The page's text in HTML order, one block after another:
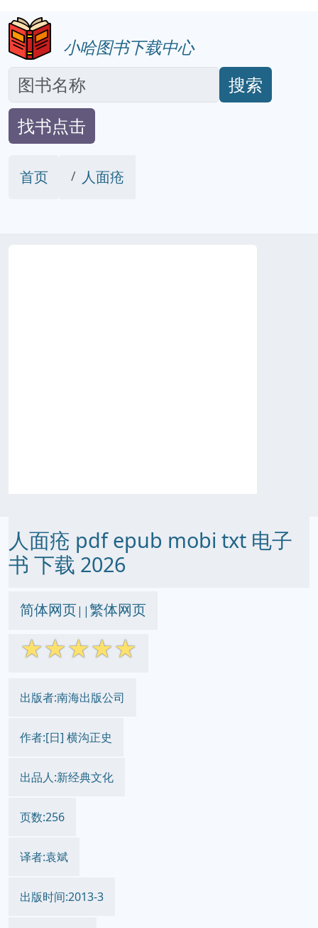
小哈图书下载中心
搜索
找书点击
首页 人面疮
人面疮 pdf epub mobi txt 电子
书 下载 2026
简体网页||繁体网页
☆☆☆☆☆
出版者:南海出版公司
作者:[日] 横沟正史
出品人:新经典文化
页数:256
译者:袁斌
出版时间:2013-3